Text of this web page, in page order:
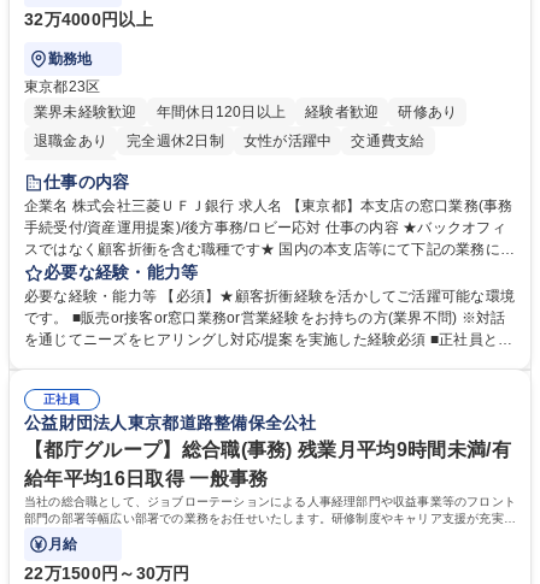
32万4000円以上
勤務地
東京都23区
業界未経験歓迎
年間休日120日以上 経験者歓迎
研修あり
退職金あり
完全週休2日制 女性が活躍中
交通費支給
土日祝休み
仕事の内容
企業名 株式会社三菱ＵＦＪ銀行 求人名 【東京都】本支店の窓口業務(事務
手続受付/資産運用提案)/後方事務/ロビー応対 仕事の内容 ★バックオフィ
スではなく顧客折衝を含む職種です★ 国内の本支店等にて下記の業務に従
事していただきます。 ■窓口/後方/ロビーにて事務手続等の受付・オペレ
ーション、お客様対応 ■窓口にて、ご来店された個人のお客様に対して金
融商品のご提案 ■効率的な事務運用の検討・構築等 ≪業務紹介：ご応募前
に必ずご覧ください≫ ※記事 https://www.mysite.bk.mufg.jp/career/circle/
必要な経験・能力等
必要な経験・能力等 【必須】★顧客折衝経験を活かしてご活躍可能な環境
です。 ■販売or接客or窓口業務or営業経験をお持ちの方(業界不問) ※対話
を通じてニーズをヒアリングし対応/提案を実施した経験必須 ■正社員とし
るので安心して入行いただけます。 幅広いキャリアの選択肢があり、公募
や社内副業等を活用し、 一人ひとりが挑戦できるカルチャーが浸透してい
ます。 学歴・資格 学歴：大学院 大学 高専 短大 専修学校 高校 語学力：
資格：
正社員
公益財団法人東京都道路整備保全公社
【都庁グループ】総合職(事務) 残業月平均9時間未満/有
給年平均16日取得 一般事務
当社の総合職として、ジョブローテーションによる人事経理部門や収益事業等のフロント
部門の部署等幅広い部署での業務をお任せいたします。研修制度やキャリア支援が充実し
ております！ ※下記業務詳細
月給
22万1500円～30万円